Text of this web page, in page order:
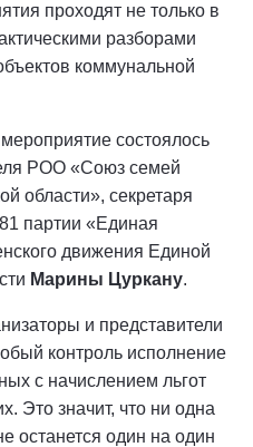
проходят не только в
разборами
коммунальной
состоялось
РОО «Союз семей
области», секретаря
партии «Единая
движения Единой
Марины Цуркану.
и представители
контроль исполнение
с начислением льгот
Это значит, что ни одна
останется один на один